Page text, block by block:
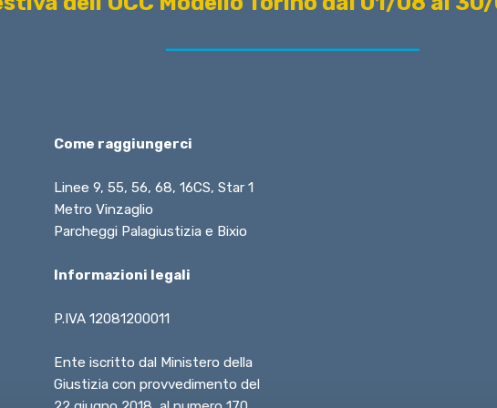
Come raggiungerci
Linee 9, 55, 56, 68, 16CS, Star 1
Metro Vinzaglio
Parcheggi Palagiustizia e Bixio
Informazioni legali
P.IVA 12081200011
Ente iscritto dal Ministero della
Giustizia con provvedimento del